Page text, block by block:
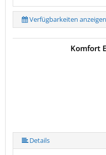
Verfügbarkeiten anzeigen
Komfort
Details